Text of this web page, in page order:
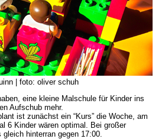
| foto: oliver schuh
eine kleine Malschule für Kinder ins
Aufschub mehr.
ist zunächst ein “Kurs” die Woche, am
6 Kinder wären optimal. Bei großer
hinterran gegen 17:00.